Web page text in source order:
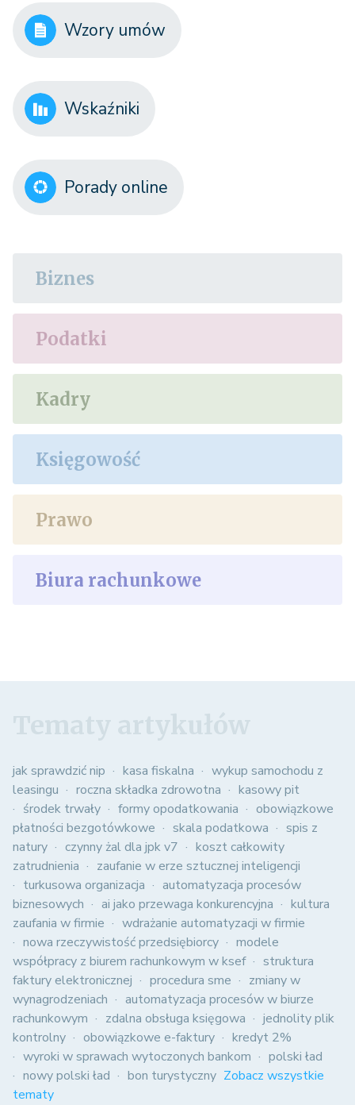
Wzory umów
Wskaźniki
Porady online
Biznes
Podatki
Kadry
Księgowość
Prawo
Biura rachunkowe
jak sprawdzić nip kasa fiskalna
wykup samochodu z
leasingu
roczna składka zdrowotna
kasowy pit
środek trwały
formy opodatkowania
obowiązkowe
płatności bezgotówkowe
skala podatkowa
spis z
natury
czynny żal dla jpk v7
koszt całkowity
zatrudnienia
zaufanie w erze sztucznej inteligencji
turkusowa organizacja
automatyzacja procesów
biznesowych
ai jako przewaga konkurencyjna
kultura
zaufania w firmie
wdrażanie automatyzacji w firmie
nowa rzeczywistość przedsiębiorcy
modele
współpracy z biurem rachunkowym w ksef
struktura
faktury elektronicznej
procedura sme
zmiany w
wynagrodzeniach
automatyzacja procesów w biurze
rachunkowym
zdalna obsługa księgowa
jednolity plik
kontrolny
obowiązkowe e-faktury
kredyt 2%
wyroki w sprawach wytoczonych bankom
polski ład
nowy polski ład
bon turystyczny Zobacz wszystkie
tematy